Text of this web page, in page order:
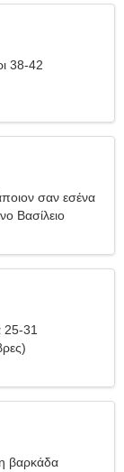
38-42
σαν εσένα
Βασίλειο
25-31
βαρκάδα